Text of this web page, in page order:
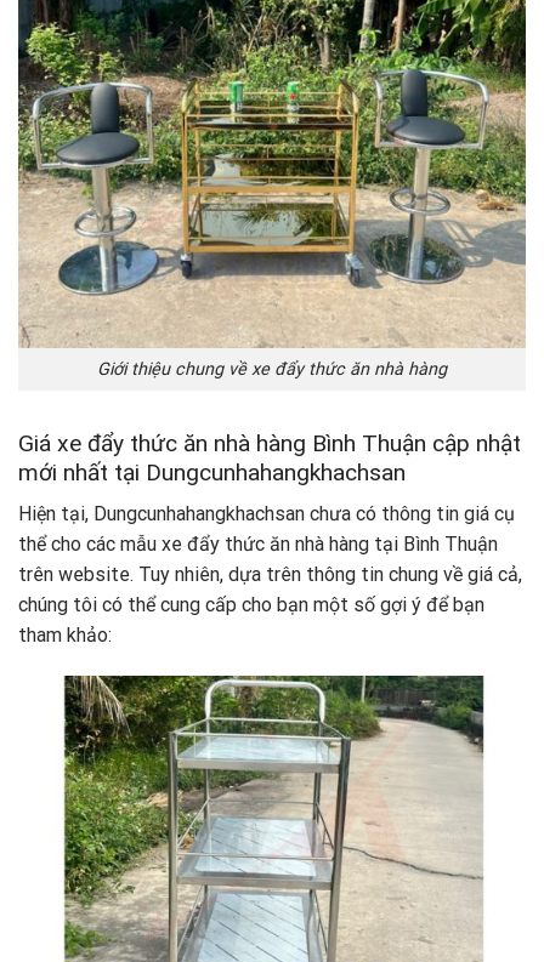
Giới thiệu chung về xe đẩy thức ăn nhà hàng
Giá xe đẩy thức ăn nhà hàng Bình Thuận cập nhật
mới nhất tại Dungcunhahangkhachsan
Hiện tại, Dungcunhahangkhachsan chưa có thông tin giá cụ
thể cho các mẫu xe đẩy thức ăn nhà hàng tại Bình Thuận
trên website. Tuy nhiên, dựa trên thông tin chung về giá cả,
chúng tôi có thể cung cấp cho bạn một số gợi ý để bạn
tham khảo: